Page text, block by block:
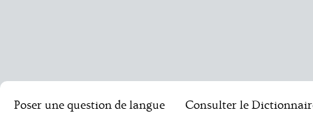
Poser une question de langue Consulter le